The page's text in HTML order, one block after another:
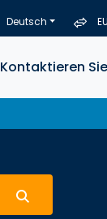
Deutsch
Kontaktieren